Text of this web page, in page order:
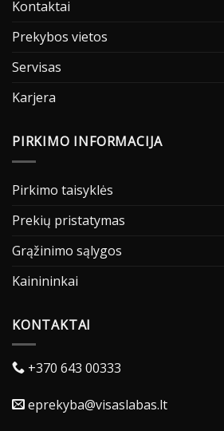
Kontaktai
Prekybos vietos
Servisas
Karjera
PIRKIMO INFORMACIJA
Pirkimo taisyklės
Prekių pristatymas
Grąžinimo sąlygos
Kainininkai
KONTAKTAI
+370 643 00333
eprekyba@visaslabas.lt